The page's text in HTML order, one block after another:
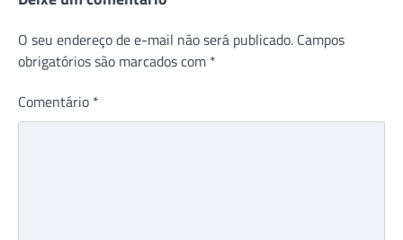
O seu endereço de e-mail não será publicado. Campos
obrigatórios são marcados com *
Comentário *